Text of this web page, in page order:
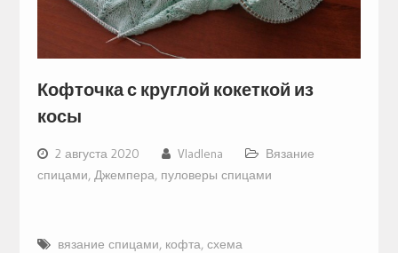
Кофточка с круглой кокеткой из
косы
2 августа 2020 Vladlena
Вязание
спицами, Джемпера, пуловеры спицами
вязание спицами, кофта, схема